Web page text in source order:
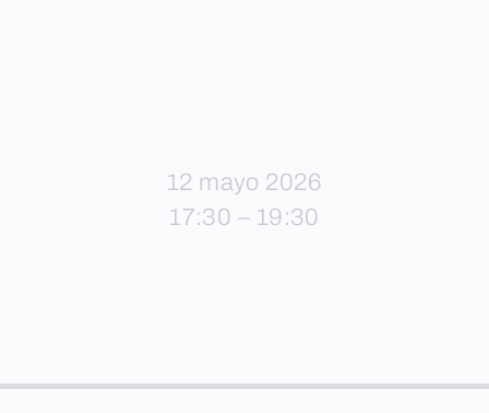
12 mayo 2026
17:30 – 19:30